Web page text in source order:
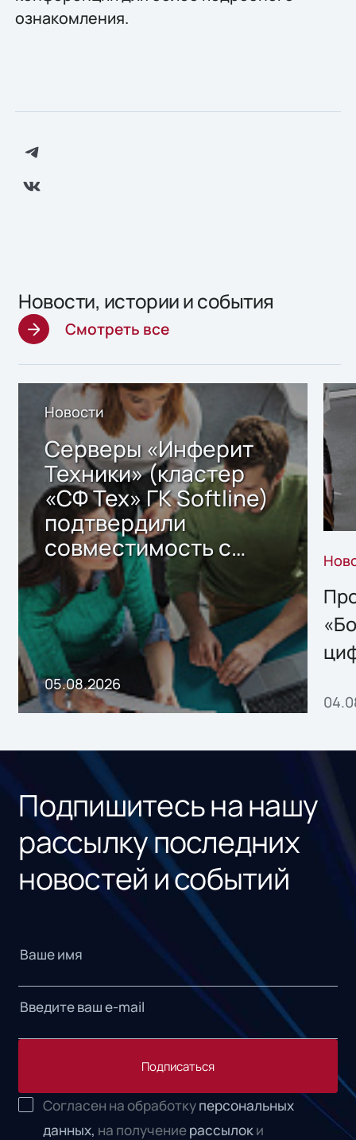
ознакомления.
Новости, истории и события
Смотреть все
Новости
Серверы «Инферит
Техники» (кластер
«СФ Тех» ГК Softline)
подтвердили
совместимость с
решением Sharx
Storage 2.x для
хранения данных
05.08.2026
Подпишитесь на нашу
рассылку последних
новостей и событий
Подписаться
Согласен на обработкуперсональных
данных, на получениерассылоки